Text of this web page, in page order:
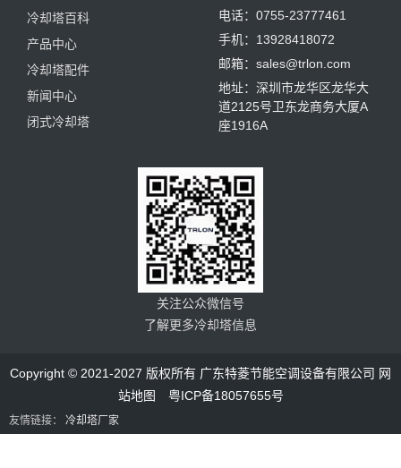
冷却塔百科
产品中心
冷却塔配件
新闻中心
闭式冷却塔
电话：0755-23777461
手机：13928418072
邮箱：sales@trlon.com
地址：深圳市龙华区龙华大
道2125号卫东龙商务大厦A
座1916A
关注公众微信号
了解更多冷却塔信息
Copyright © 2021-2027 版权所有 广东特菱节能空调设备有限公司 网
站地图
粤ICP备18057655号
友情链接： 冷却塔厂家